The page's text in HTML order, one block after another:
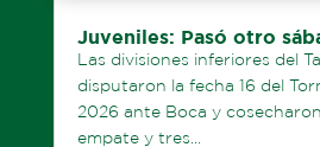
Juveniles: Pasó otro
Las divisiones inferiores del
disputaron la fecha 16 del
2026 ante Boca y
empate y tres...